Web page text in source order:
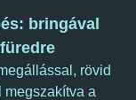
bringával
rövid
megszakítva a